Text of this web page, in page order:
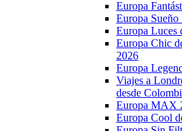
Europa
Europa
Europa Luces
Europa Chic
2026
Europa
Viajes a
desde
Europa MAX
Europa Cool